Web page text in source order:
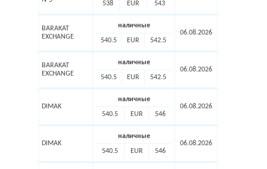
538 EUR 543
BARAKAT
EXCHANGE
наличные
540.5 EUR 542.5
06.08.2026
BARAKAT
EXCHANGE
наличные
540.5 EUR 542.5
06.08.2026
DIMAK
наличные
540.5 EUR 546
06.08.2026
DIMAK
наличные
540.5 EUR 546
06.08.2026